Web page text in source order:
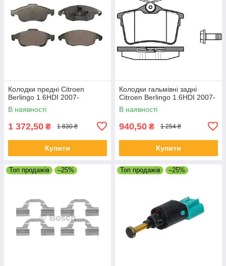
Колодки предні Citroen
Berlingo 1.6HDI 2007-
В наявності
1 372,50 ₴ 1 830 ₴
Купити
Колодки гальмівні задні
Citroen Berlingo 1.6HDI 2007-
В наявності
940,50 ₴ 1 254 ₴
Купити
Топ продажів –25% Топ продажів –25%